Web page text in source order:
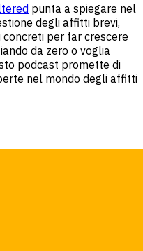
punta a spiegare nel
degli affitti brevi,
per far crescere
da zero o voglia
podcast promette di
nel mondo degli affitti